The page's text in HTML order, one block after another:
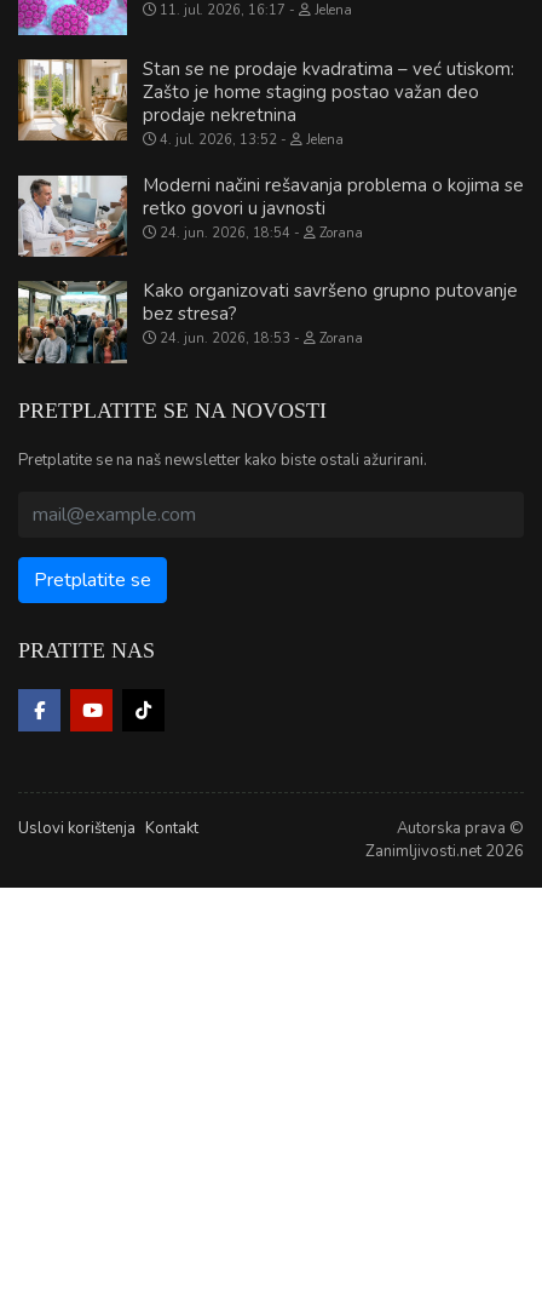
11. jul. 2026, 16:17 Jelena
Stan se ne prodaje kvadratima – već utiskom:
Zašto je home staging postao važan deo
prodaje nekretnina
4. jul. 2026, 13:52 Jelena
Moderni načini rešavanja problema o kojima se
retko govori u javnosti
24. jun. 2026, 18:54 Zorana
Kako organizovati savršeno grupno putovanje
bez stresa?
24. jun. 2026, 18:53 Zorana
PRETPLATITE SE NA NOVOSTI
Pretplatite se na naš newsletter kako biste ostali ažurirani.
PRATITE NAS
Uslovi korištenja Kontakt
Autorska prava ©
Zanimljivosti.net 2026